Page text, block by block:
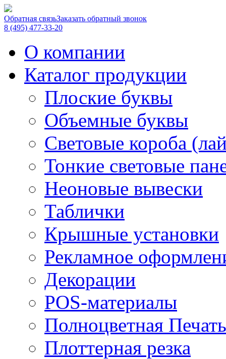
Обратная связьЗаказать обратный звонок
8 (495) 477-33-20
О компании
Каталог продукции
Плоские буквы
Объемные буквы
Световые короба
Тонкие световые
Неоновые вывески
Таблички
Крышные установки
Рекламное
Декорации
POS-материалы
Полноцветная Печать
Плоттерная резка